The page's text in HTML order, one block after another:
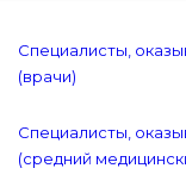
Специалисты,
(врачи)
Специалисты,
(средний